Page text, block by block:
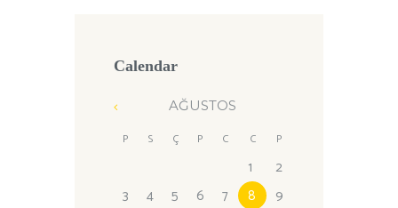
Calendar
AĞUSTOS
P S Ç P C C P
1
2
3
4 5 6 7 8
9